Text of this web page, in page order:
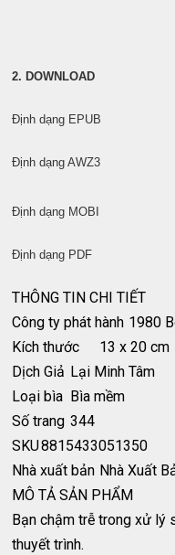
2. DOWNLOAD
Định dạng EPUB
Định dạng AWZ3
Định dạng MOBI
Định dạng PDF
THÔNG TIN CHI TIẾT
Công ty phát hành 1980
Kích thước
13 x 20 cm
Dịch Giả Lại Minh Tâm
Loại bìa Bìa mềm
Số trang 344
SKU8815433051350
Nhà xuất bản Nhà Xuất
MÔ TẢ SẢN PHẨM
Bạn chậm trễ trong xử lý
thuyết trình.